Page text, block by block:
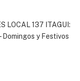
LOCAL 137 ITAGUI:
Domingos y Festivos